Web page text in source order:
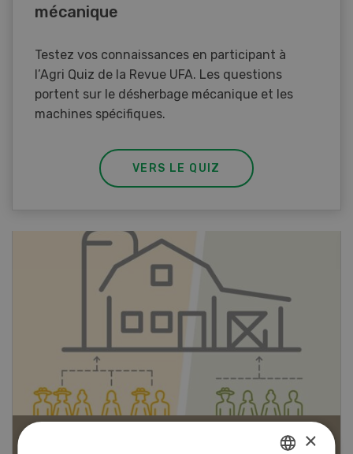
mécanique
Testez vos connaissances en participant à
l’Agri Quiz de la Revue UFA. Les questions
portent sur le désherbage mécanique et les
machines spécifiques.
VERS LE QUIZ
×